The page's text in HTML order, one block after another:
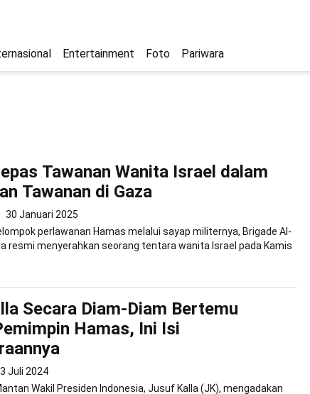
Entertainment Foto Pariwara
Tawanan Wanita Israel dalam
Tawanan di Gaza
30 Januari 2025
perlawanan Hamas melalui sayap militernya, Brigade Al-
resmi menyerahkan seorang tentara wanita Israel pada Kamis
Secara Diam-Diam Bertemu
Hamas, Ini Isi
Juli 2024
Wakil Presiden Indonesia, Jusuf Kalla (JK), mengadakan